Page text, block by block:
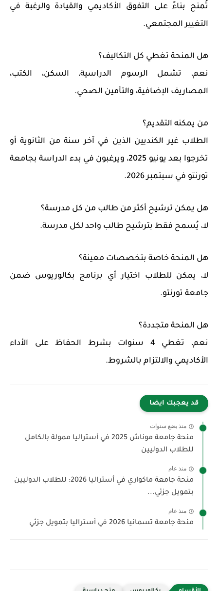
تُمنح بناءً على التفوق الأكاديمي والقيادة والرغبة في
التغيير المجتمعي.
هل المنحة تغطي كل التكاليف؟
نعم، تشمل الرسوم الدراسية، السكن، الكتب،
المصاريف الإضافية، والتأمين الصحي.
من يمكنه التقديم؟
الطلاب غير الكنديين الذين في آخر سنة من الثانوية أو
تخرجوا بعد يونيو 2025، ويرغبون في بدء الدراسة بجامعة
تورنتو في سبتمبر 2026.
هل يمكن ترشيح أكثر من طالب من كل مدرسة؟
لا، يُسمح فقط بترشيح طالب واحد لكل مدرسة.
هل المنحة خاصة بتخصصات معينة؟
لا، يمكن للطلاب اختيار أي برنامج بكالوريوس ضمن
جامعة تورنتو.
هل المنحة متجددة؟
نعم، تغطي 4 سنوات بشرط الحفاظ على الأداء
الأكاديمي والالتزام بالشروط.
قد يعجبك ايضا
منذ بضع سنوات
منحة جامعة موناش 2025 في أستراليا ممولة بالكامل
للطلاب الدوليين
منذ عام
منحة جامعة ماكواري في أستراليا 2026: للطلاب الدوليين
بتمويل جزئي...
منذ عام
منحة جامعة تسمانيا 2026 في أستراليا بتمويل جزئي